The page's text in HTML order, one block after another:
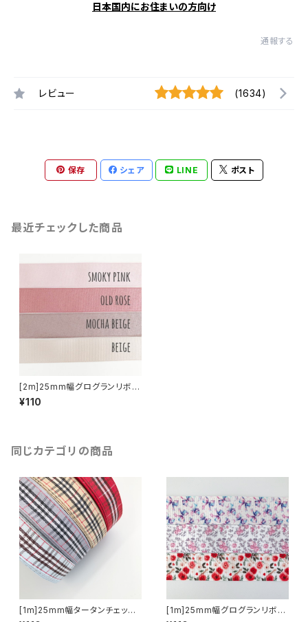
日本国内にお住まいの方向け
通報する
レビュー (1634)
保存 シェア LINE ポスト
最近チェックした商品
[2m]25mm幅グログランリボン
無地
¥110
同じカテゴリの商品
[1m]25mm幅タータンチェック
[1m]25mm幅グログランリボン